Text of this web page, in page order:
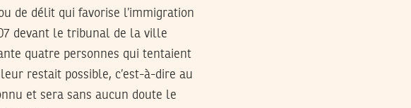
de délit qui favorise l’immigration
devant le tribunal de la ville
quatre personnes qui tentaient
restait possible, c’est-à-dire au
et sera sans aucun doute le